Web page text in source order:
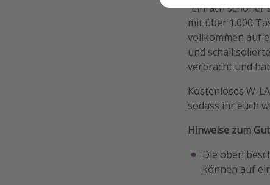
"Einfach schöner
mit über 1.000
vollkommen auf
und
verbracht und
Kostenloses W-
sodass ihr euch
Hinweise zum
Die oben
können auf